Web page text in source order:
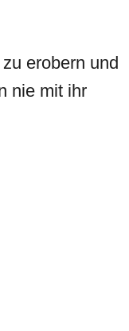
erobern und
nie mit ihr